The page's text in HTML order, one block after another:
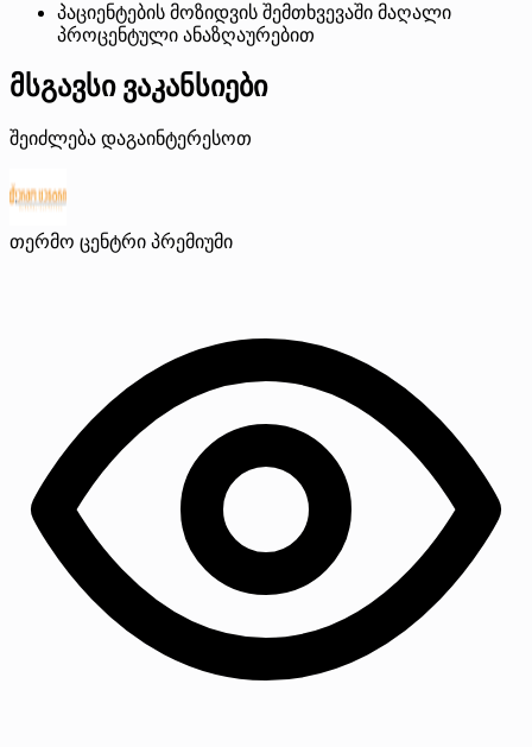
პაციენტების მოზიდვის შემთხვევაში მაღალი
პროცენტული ანაზღაურებით
მსგავსი ვაკანსიები
შეიძლება დაგაინტერესოთ
თერმო ცენტრი პრემიუმი